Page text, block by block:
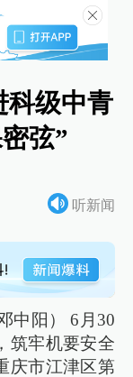
科级中青
弦”
听新闻
中阳） 6月30
筑牢机要安全
庆市江津区第